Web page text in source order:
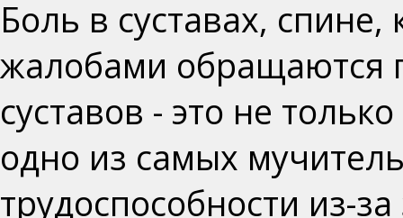
Боль в суставах,
жалобами обращаются
суставов - это не
одно из самых
трудоспособности из-